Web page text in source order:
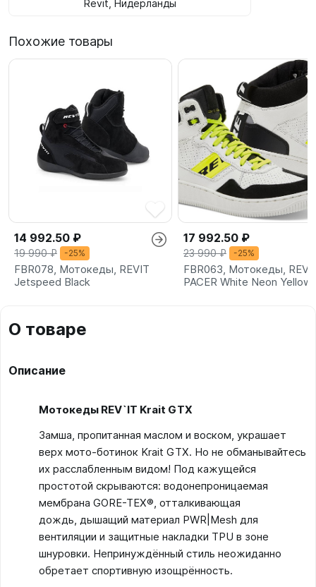
Revit, Нидерланды
Похожие товары
14 992.50 ₽
19 990 ₽ -25%
FBR078, Мотокеды, REVIT
Jetspeed Black
17 992.50 ₽
23 990 ₽ -25%
FBR063, Мотокеды,
PACER White Neon Yellow
О товаре
Описание
Мотокеды REV`IT Krait GTX
Замша, пропитанная маслом и воском, украшает
верх мото-ботинок Krait GTX. Но не обманывайтесь
их расслабленным видом! Под кажущейся
простотой скрываются: водонепроницаемая
мембрана GORE-TEX®, отталкивающая
дождь, дышащий материал PWR|Mesh для
вентиляции и защитные накладки TPU в зоне
шнуровки. Непринуждённый стиль неожиданно
обретает спортивную изощрённость.